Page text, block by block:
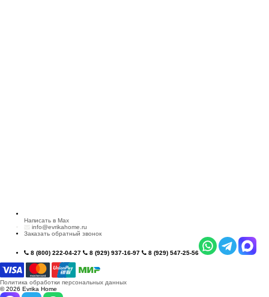
Написать в Max
info@evrikahome.ru
Заказать обратный звонок
8 (800) 222-04-27 8 (929) 937-16-97 8 (929) 547-25-56
Политика обработки персональных данных
© 2026 Evrika Home